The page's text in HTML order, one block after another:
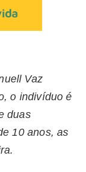
Vaz
o indivíduo é
duas
10 anos, as